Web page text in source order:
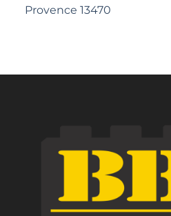
Provence 13470